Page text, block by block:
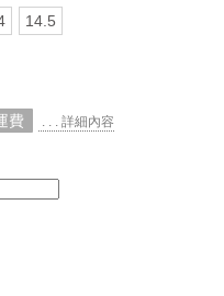
14.5
費 . . . 詳細內容